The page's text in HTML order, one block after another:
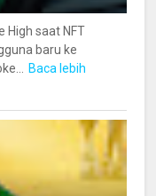
High saat NFT
baru ke
Baca lebih